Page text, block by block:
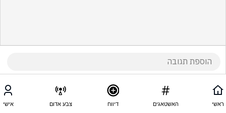
ראשי האשטאגים דיווח צבע אדום אישי